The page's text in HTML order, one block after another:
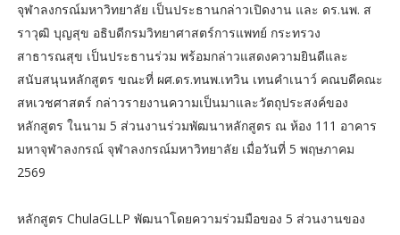
จุฬาลงกรณ์มหาวิทยาลัย เป็นประธานกล่าวเปิดงาน และ ดร.นพ. ส
ราวุฒิ บุญสุข อธิบดีกรมวิทยาศาสตร์การแพทย์ กระทรวง
สาธารณสุข เป็นประธานร่วม พร้อมกล่าวแสดงความยินดีและ
สนับสนุนหลักสูตร ขณะที่ ผศ.ดร.ทนพ.เทวิน เทนคำเนาว์ คณบดีคณะ
สหเวชศาสตร์ กล่าวรายงานความเป็นมาและวัตถุประสงค์ของ
หลักสูตร ในนาม 5 ส่วนงานร่วมพัฒนาหลักสูตร ณ ห้อง 111 อาคาร
มหาจุฬาลงกรณ์ จุฬาลงกรณ์มหาวิทยาลัย เมื่อวันที่ 5 พฤษภาคม
2569
หลักสูตร ChulaGLLP พัฒนาโดยความร่วมมือของ 5 ส่วนงานของ